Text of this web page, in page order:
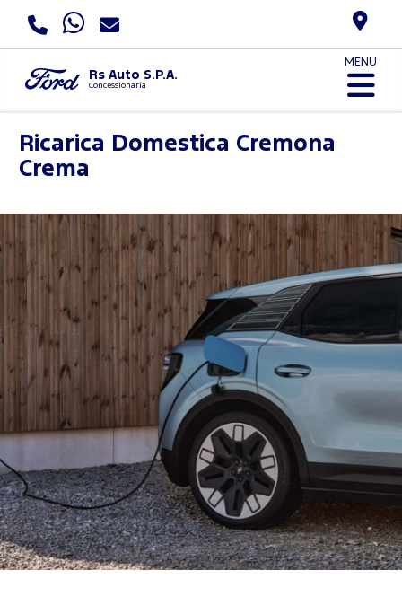
Rs Auto S.P.A.
Concessionaria
MENU
Ricarica Domestica Cremona
Crema